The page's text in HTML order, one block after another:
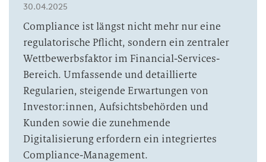
30.04.2025
Compliance ist längst nicht mehr nur eine
regulatorische Pflicht, sondern ein zentraler
Wettbewerbsfaktor im Financial-Services-
Bereich. Umfassende und detaillierte
Regularien, steigende Erwartungen von
Investor:innen, Aufsichtsbehörden und
Kunden sowie die zunehmende
Digitalisierung erfordern ein integriertes
Compliance-Management.